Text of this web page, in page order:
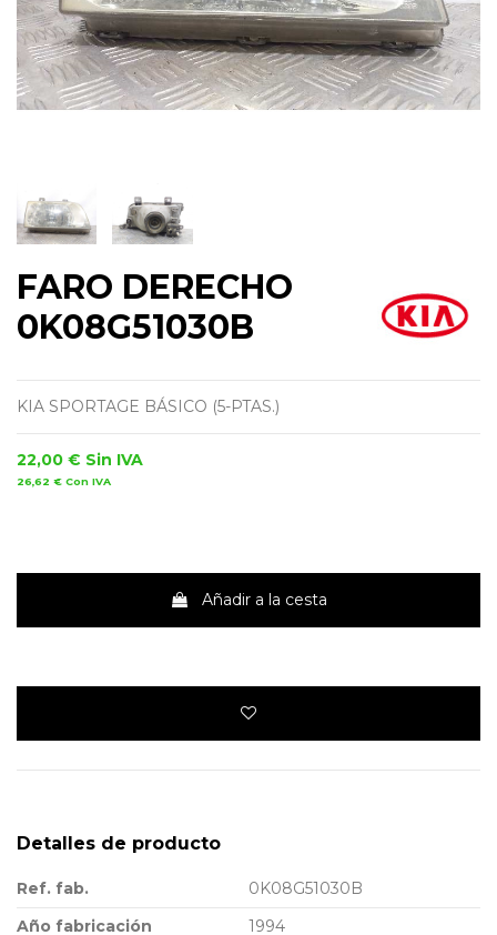
FARO DERECHO
0K08G51030B
KIA SPORTAGE BÁSICO (5-PTAS.)
22,00 € Sin IVA
26,62 € Con IVA
Añadir a la cesta
Detalles de producto
Ref. fab.
0K08G51030B
Año fabricación
1994